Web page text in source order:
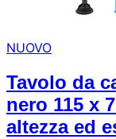
NUOVO
Tavolo da
nero 115 x
altezza ed